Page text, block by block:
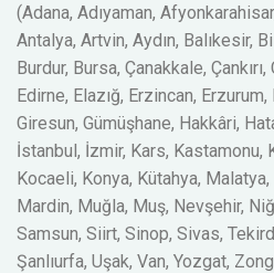
(Adana, Adıyaman,
Antalya, Artvin, Aydın, Balıkesir,
Burdur, Bursa, Çanakkale,
Edirne, Elazığ, Erzincan,
Giresun, Gümüşhane, Hakkâri,
İstanbul, İzmir, Kars, Kastamonu,
Kocaeli, Konya, Kütahya,
Mardin, Muğla, Muş, Nevşehir,
Samsun, Siirt, Sinop, Sivas,
Şanlıurfa, Uşak, Van, Yozgat,